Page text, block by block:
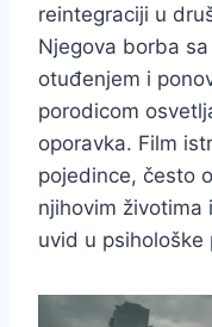
reintegraciji u
Njegova borba
otuđenjem i
porodicom
oporavka. Film
pojedince, često
njihovim životima
uvid u psihološke